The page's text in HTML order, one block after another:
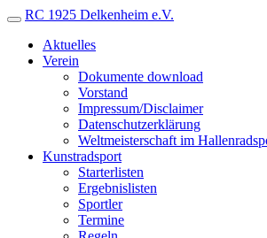
RC 1925 Delkenheim e.V.
Aktuelles
Verein
Dokumente download
Vorstand
Impressum/Disclaimer
Datenschutzerklärung
Weltmeisterschaft im
Kunstradsport
Starterlisten
Ergebnislisten
Sportler
Termine